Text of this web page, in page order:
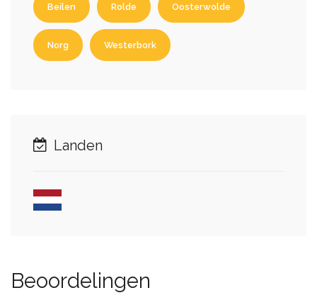
Beilen Rolde Oosterwolde
Norg Westerbork
Landen
Beoordelingen